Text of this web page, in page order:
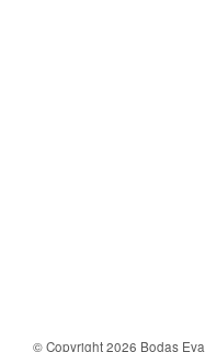
© Copyright 2026 Bodas